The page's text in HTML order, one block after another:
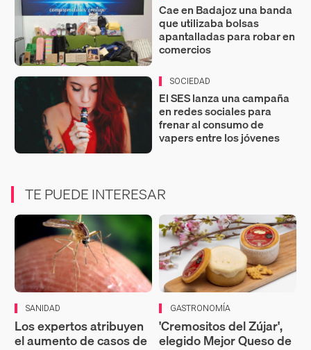
Cae en Badajoz una banda
que utilizaba bolsas
apantalladas para robar en
comercios
SOCIEDAD
El SES lanza una campaña
en redes sociales para
frenar al consumo de
vapers entre los jóvenes
TE PUEDE INTERESAR
SANIDAD
Los expertos atribuyen
el aumento de casos de
GASTRONOMÍA
'Cremositos del Zújar',
elegido Mejor Queso de